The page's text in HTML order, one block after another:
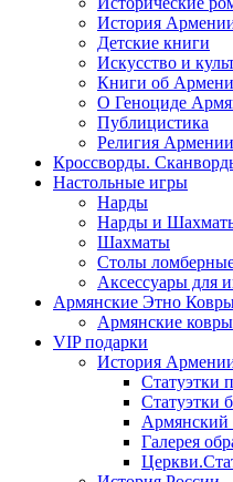
История
Детские книги
Иcкусство и
Книги об
О Геноциде
Публицистика
Религия Армении
Кроссворды.
Настольные игры
Нарды
Нарды и
Шахматы
Столы
Аксессуары для
Армянские Этно
Армянские ковры
VIP подарки
История
Статуэтки
Статуэтки
Галерея